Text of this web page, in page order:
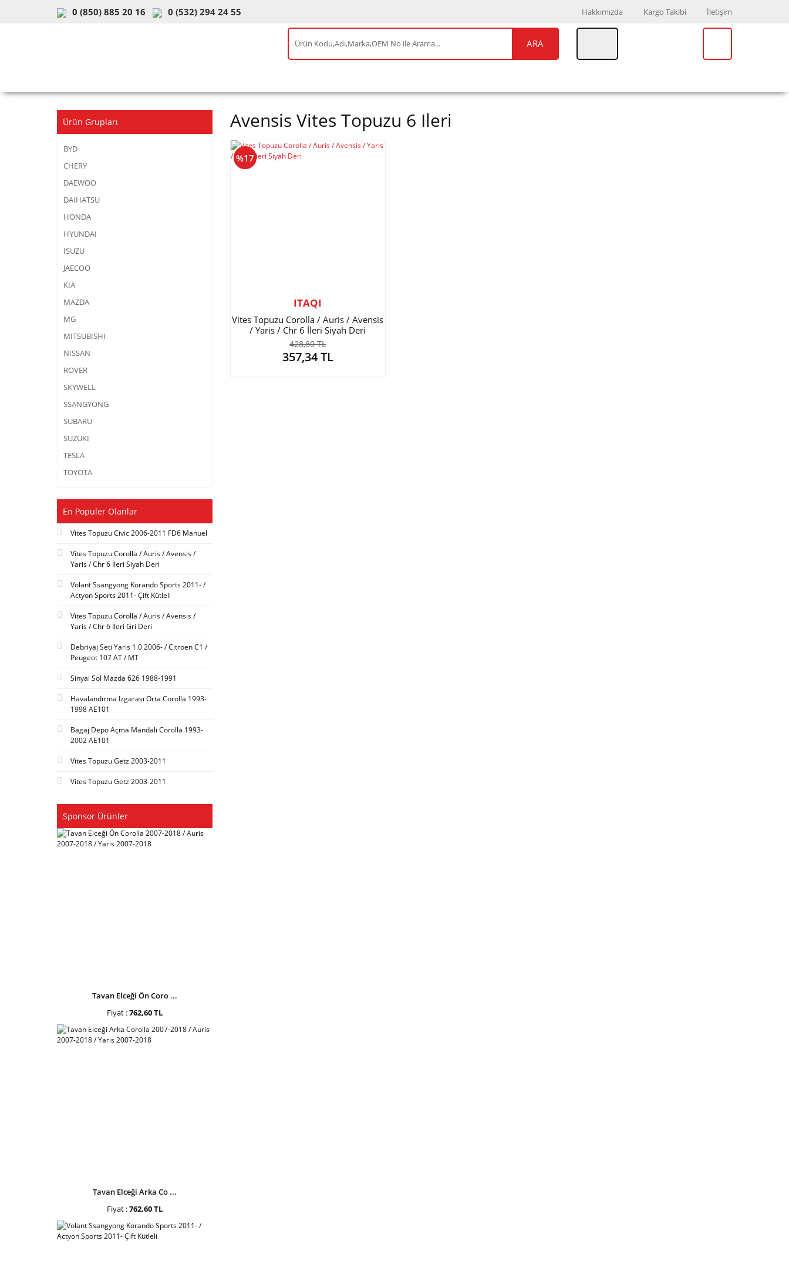
0 (850) 885 20 16 0 (532) 294 24 55 Hakkımızda Kargo Takibi İletişim
ARA
Ürün Grupları
BYD
CHERY
DAEWOO
DAIHATSU
HONDA
HYUNDAI
ISUZU
JAECOO
KIA
MAZDA
MG
MITSUBISHI
NISSAN
ROVER
SKYWELL
SSANGYONG
SUBARU
SUZUKI
TESLA
TOYOTA
En Populer Olanlar
Vites Topuzu Civic 2006-2011 FD6 Manuel
Vites Topuzu Corolla / Auris / Avensis /
Yaris / Chr 6 İleri Siyah Deri
Volant Ssangyong Korando Sports 2011- /
Actyon Sports 2011- Çift Kütleli
Vites Topuzu Corolla / Auris / Avensis /
Yaris / Chr 6 İleri Gri Deri
Debriyaj Seti Yaris 1.0 2006- / Citroen C1 /
Peugeot 107 AT / MT
Sinyal Sol Mazda 626 1988-1991
Havalandırma Izgarası Orta Corolla 1993-
1998 AE101
Bagaj Depo Açma Mandalı Corolla 1993-
2002 AE101
Vites Topuzu Getz 2003-2011
Vites Topuzu Getz 2003-2011
Sponsor Ürünler
Tavan Elceği Ön Coro ...
Fiyat :762,60 TL
Tavan Elceği Arka Co ...
Fiyat :762,60 TL
Avensis Vites Topuzu 6 Ileri
%17
ITAQI
Vites Topuzu Corolla / Auris / Avensis
/ Yaris / Chr 6 İleri Siyah Deri
428,80 TL
357,34 TL